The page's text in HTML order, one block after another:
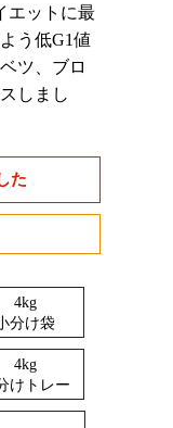
エットに最
う低G1値
ツ、ブロ
しまし
た
4kg
分け袋
4kg
けトレー